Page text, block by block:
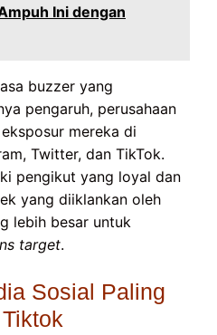
Ini dengan
buzzer yang
pengaruh, perusahaan
mereka di
Twitter, dan TikTok.
pengikut yang loyal dan
yang diiklankan oleh
lebih besar untuk
target.
Sosial Paling